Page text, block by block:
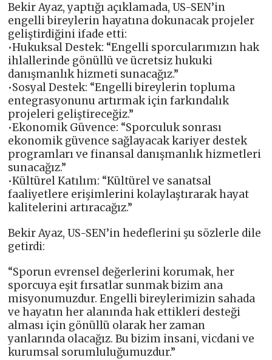
Bekir Ayaz, yaptığı açıklamada, US-SEN’in
engelli bireylerin hayatına dokunacak projeler
geliştirdiğini ifade etti:
•Hukuksal Destek: “Engelli sporcularımızın hak
ihlallerinde gönüllü ve ücretsiz hukuki
danışmanlık hizmeti sunacağız.”
•Sosyal Destek: “Engelli bireylerin topluma
entegrasyonunu artırmak için farkındalık
projeleri geliştireceğiz.”
•Ekonomik Güvence: “Sporculuk sonrası
ekonomik güvence sağlayacak kariyer destek
programları ve finansal danışmanlık hizmetleri
sunacağız.”
•Kültürel Katılım: “Kültürel ve sanatsal
faaliyetlere erişimlerini kolaylaştırarak hayat
kalitelerini artıracağız.”
Bekir Ayaz, US-SEN’in hedeflerini şu sözlerle dile
getirdi:
“Sporun evrensel değerlerini korumak, her
sporcuya eşit fırsatlar sunmak bizim ana
misyonumuzdur. Engelli bireylerimizin sahada
ve hayatın her alanında hak ettikleri desteği
alması için gönüllü olarak her zaman
yanlarında olacağız. Bu bizim insani, vicdani ve
kurumsal sorumluluğumuzdur.”